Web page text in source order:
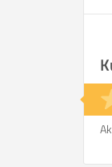
Ihre